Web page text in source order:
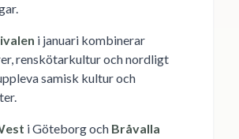
i januari kombinerar
renskötarkultur och nordligt
samisk kultur och
i Göteborg och Bråvalla